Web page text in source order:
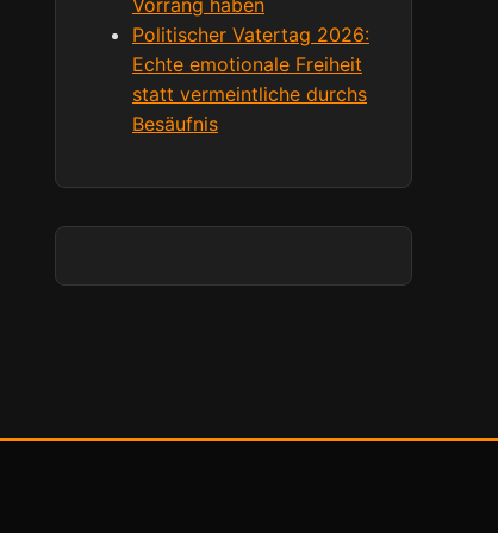
Vorrang haben
Politischer Vatertag 2026:
Echte emotionale Freiheit
statt vermeintliche durchs
Besäufnis